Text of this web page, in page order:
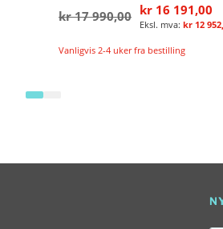
Legg i handlekurv
kr 16 191,00
kr 12
kr 17 990,00
Vanligvis 2-4 uker fra bestilling